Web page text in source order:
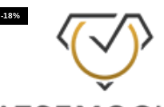
-18%